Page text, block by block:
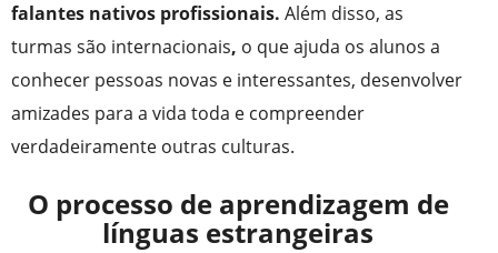
falantes nativos profissionais. Além disso, as
turmas são internacionais, o que ajuda os alunos a
conhecer pessoas novas e interessantes, desenvolver
amizades para a vida toda e compreender
verdadeiramente outras culturas.
O processo de aprendizagem de
línguas estrangeiras